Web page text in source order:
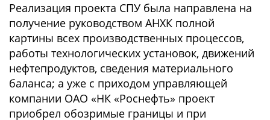
Реализация проекта СПУ была направлена на
получение руководством АНХК полной
картины всех производственных процессов,
работы технологических установок, движений
нефтепродуктов, сведения материального
баланса; а уже с приходом управляющей
компании ОАО «НК «Роснефть» проект
приобрел обозримые границы и при